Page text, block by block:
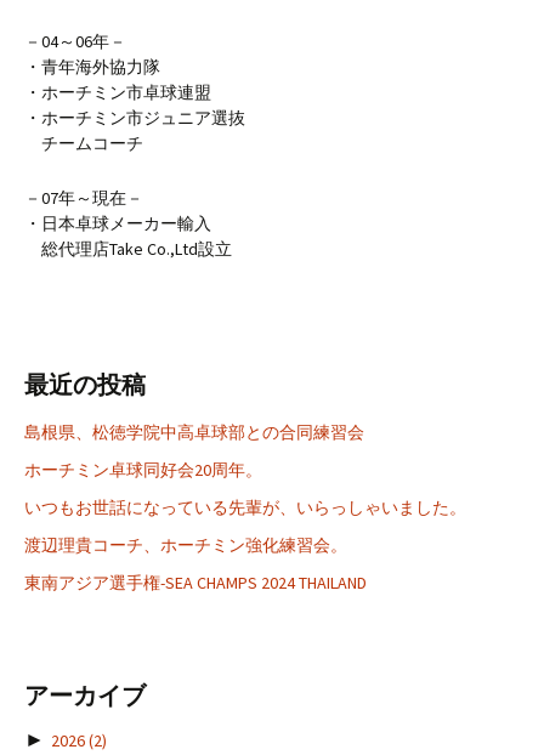
－04～06年－
・青年海外協力隊
・ホーチミン市卓球連盟
・ホーチミン市ジュニア選抜
チームコーチ
－07年～現在－
・日本卓球メーカー輸入
総代理店Take Co.,Ltd設立
最近の投稿
島根県、松徳学院中高卓球部との合同練習会
ホーチミン卓球同好会20周年。
いつもお世話になっている先輩が、いらっしゃいました。
渡辺理貴コーチ、ホーチミン強化練習会。
東南アジア選手権-SEA CHAMPS 2024 THAILAND
アーカイブ
► 2026(2)